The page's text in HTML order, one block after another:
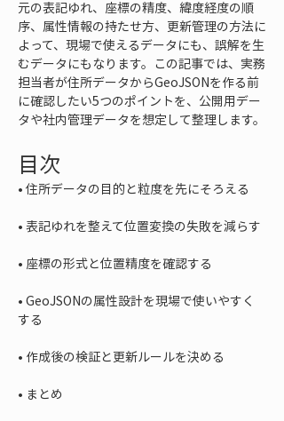
元の表記ゆれ、座標の精度、緯度経度の順
序、属性情報の持たせ方、更新管理の方法に
よって、現場で使えるデータにも、誤解を生
むデータにもなります。この記事では、実務
担当者が住所データからGeoJSONを作る前
に確認したい5つのポイントを、公開用デー
タや社内管理データを想定して整理します。
目次
•
•
•
• GeoJSONの属性設計を現場で使いやすく
•
• まとめ